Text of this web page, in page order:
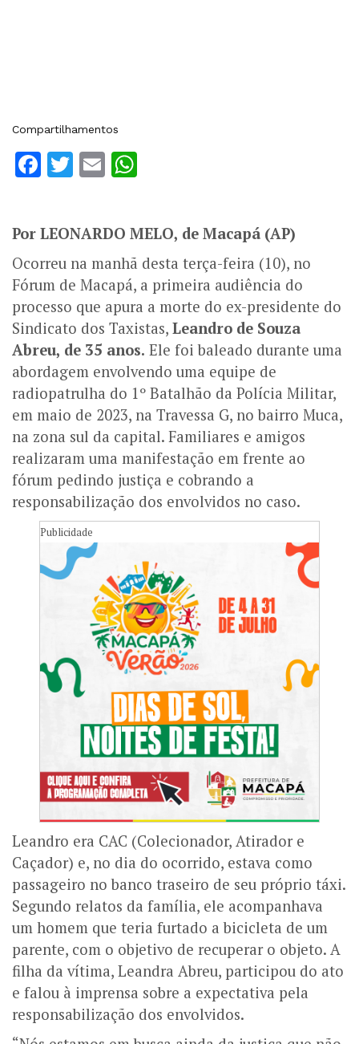
Compartilhamentos
Facebook
Twitter
Email
Por LEONARDO MELO, de Macapá (AP)
Ocorreu na manhã desta terça-feira (10), no
Fórum de Macapá, a primeira audiência do
processo que apura a morte do ex-presidente do
Sindicato dos Taxistas, Leandro de Souza
Abreu, de 35 anos. Ele foi baleado durante uma
abordagem envolvendo uma equipe de
radiopatrulha do 1º Batalhão da Polícia Militar,
em maio de 2023, na Travessa G, no bairro Muca,
na zona sul da capital. Familiares e amigos
realizaram uma manifestação em frente ao
fórum pedindo justiça e cobrando a
responsabilização dos envolvidos no caso.
Publicidade
Leandro era CAC (Colecionador, Atirador e
Caçador) e, no dia do ocorrido, estava como
passageiro no banco traseiro de seu próprio táxi.
Segundo relatos da família, ele acompanhava
um homem que teria furtado a bicicleta de um
parente, com o objetivo de recuperar o objeto. A
filha da vítima, Leandra Abreu, participou do ato
e falou à imprensa sobre a expectativa pela
responsabilização dos envolvidos.